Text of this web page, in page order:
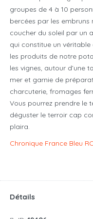
groupes de 4 à 10
bercées par les embruns
coucher du soleil par un
qui constitue un
les produits de notre
les vignes, autour d’une
mer et garnie de
charcuterie, fromages
Vous pourrez prendre le
déguster le terroir cap
plaira.
Chronique France Bleu
Détails